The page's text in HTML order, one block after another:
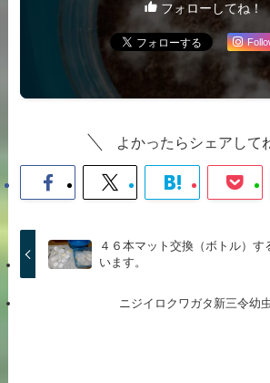
フォローしてね！
よかったらシェアして
４６本マット交換（ボトル）す
います。
ニジイロクワガタ新三令幼